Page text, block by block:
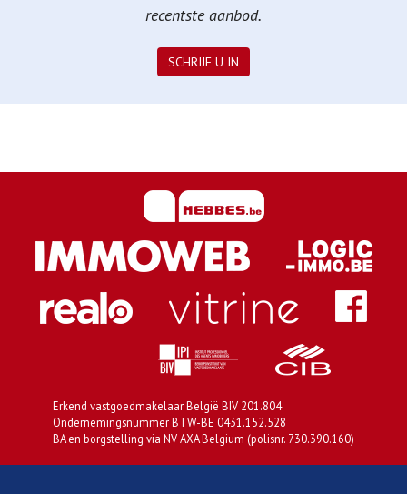
recentste aanbod.
SCHRIJF U IN
Erkend vastgoedmakelaar België BIV 201.804
Ondernemingsnummer BTW-BE 0431.152.528
BA en borgstelling via NV AXA Belgium (polisnr. 730.390.160)